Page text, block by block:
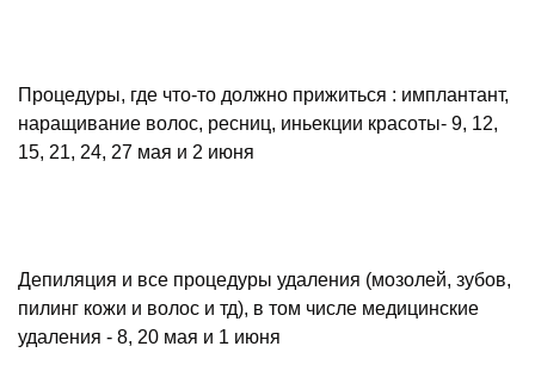
Процедуры, где что-то должно прижиться : имплантант,
наращивание волос, ресниц, иньекции красоты- 9, 12,
15, 21, 24, 27 мая и 2 июня
Депиляция и все процедуры удаления (мозолей, зубов,
пилинг кожи и волос и тд), в том числе медицинские
удаления - 8, 20 мая и 1 июня